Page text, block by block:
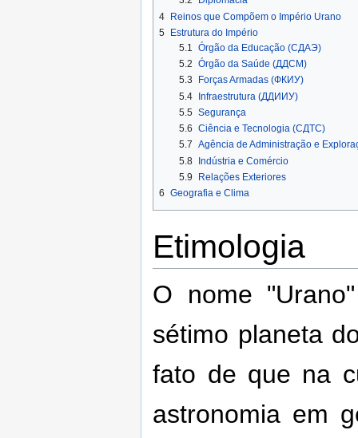
4 Reinos que Compõem o Império Urano
5
Estrutura do Império
5.1 Órgão da Educação (СДАЭ)
5.2 Órgão da Saúde (ДДСМ)
5.3
Forças Armadas (ФКИУ)
5.4 Infraestrutura (ДДИИУ)
5.5 Segurança
5.6 Ciência e Tecnologia (СДТС)
5.7 Agência de Administração e
5.8 Indústria e Comércio
5.9
Relações Exteriores
6
Geografia e Clima
Etimologia
O nome
sétimo planeta
fato de que na
astronomia em